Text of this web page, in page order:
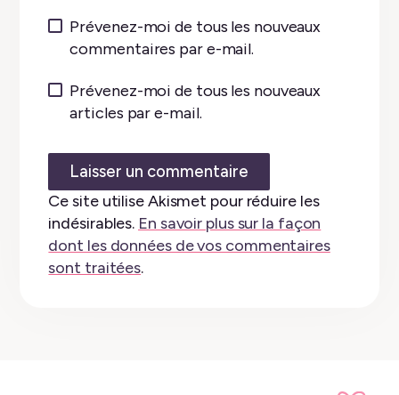
Prévenez-moi de tous les nouveaux
commentaires par e-mail.
Prévenez-moi de tous les nouveaux
articles par e-mail.
Ce site utilise Akismet pour réduire les
indésirables. En savoir plus sur la façon
dont les données de vos commentaires
sont traitées.